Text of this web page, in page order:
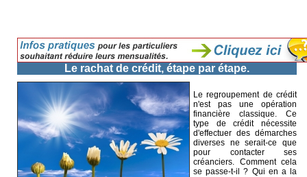
Le rachat de crédit, étape par étape.
Le regroupement de crédit
n'est pas une opération
financière classique. Ce
type de crédit nécessite
d'effectuer des démarches
diverses ne serait-ce que
pour contacter ses
créanciers. Comment cela
se passe-t-il ? Qui en a la